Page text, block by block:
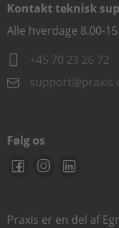
Kontakt teknisk
Alle hverdage 8.00-
+45 70 23 26 72
Følg os
Praxis er en del af